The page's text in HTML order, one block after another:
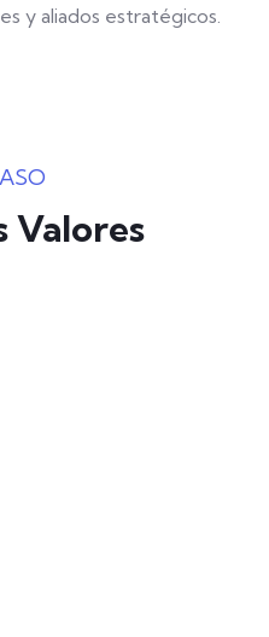
y aliados estratégicos.
Valores